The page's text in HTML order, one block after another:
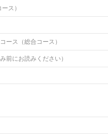
ス）
ース（総合コース）
前にお読みください）